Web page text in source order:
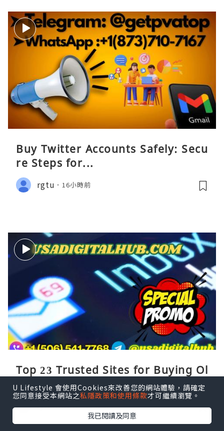
Buy Twitter Accounts Safely: Secu
re Steps for...
rgtu 16小時前
Top 23 Trusted Sites for Buying Ol
d Yahoo Accounts in 2026
iyuoiuuio 17小時前
U Lifestyle 會使用Cookies來改善您的網站體驗，請確定
您同意接受本網站之私隱政策和使用條款才可繼續瀏覽。
我已閱讀及同意